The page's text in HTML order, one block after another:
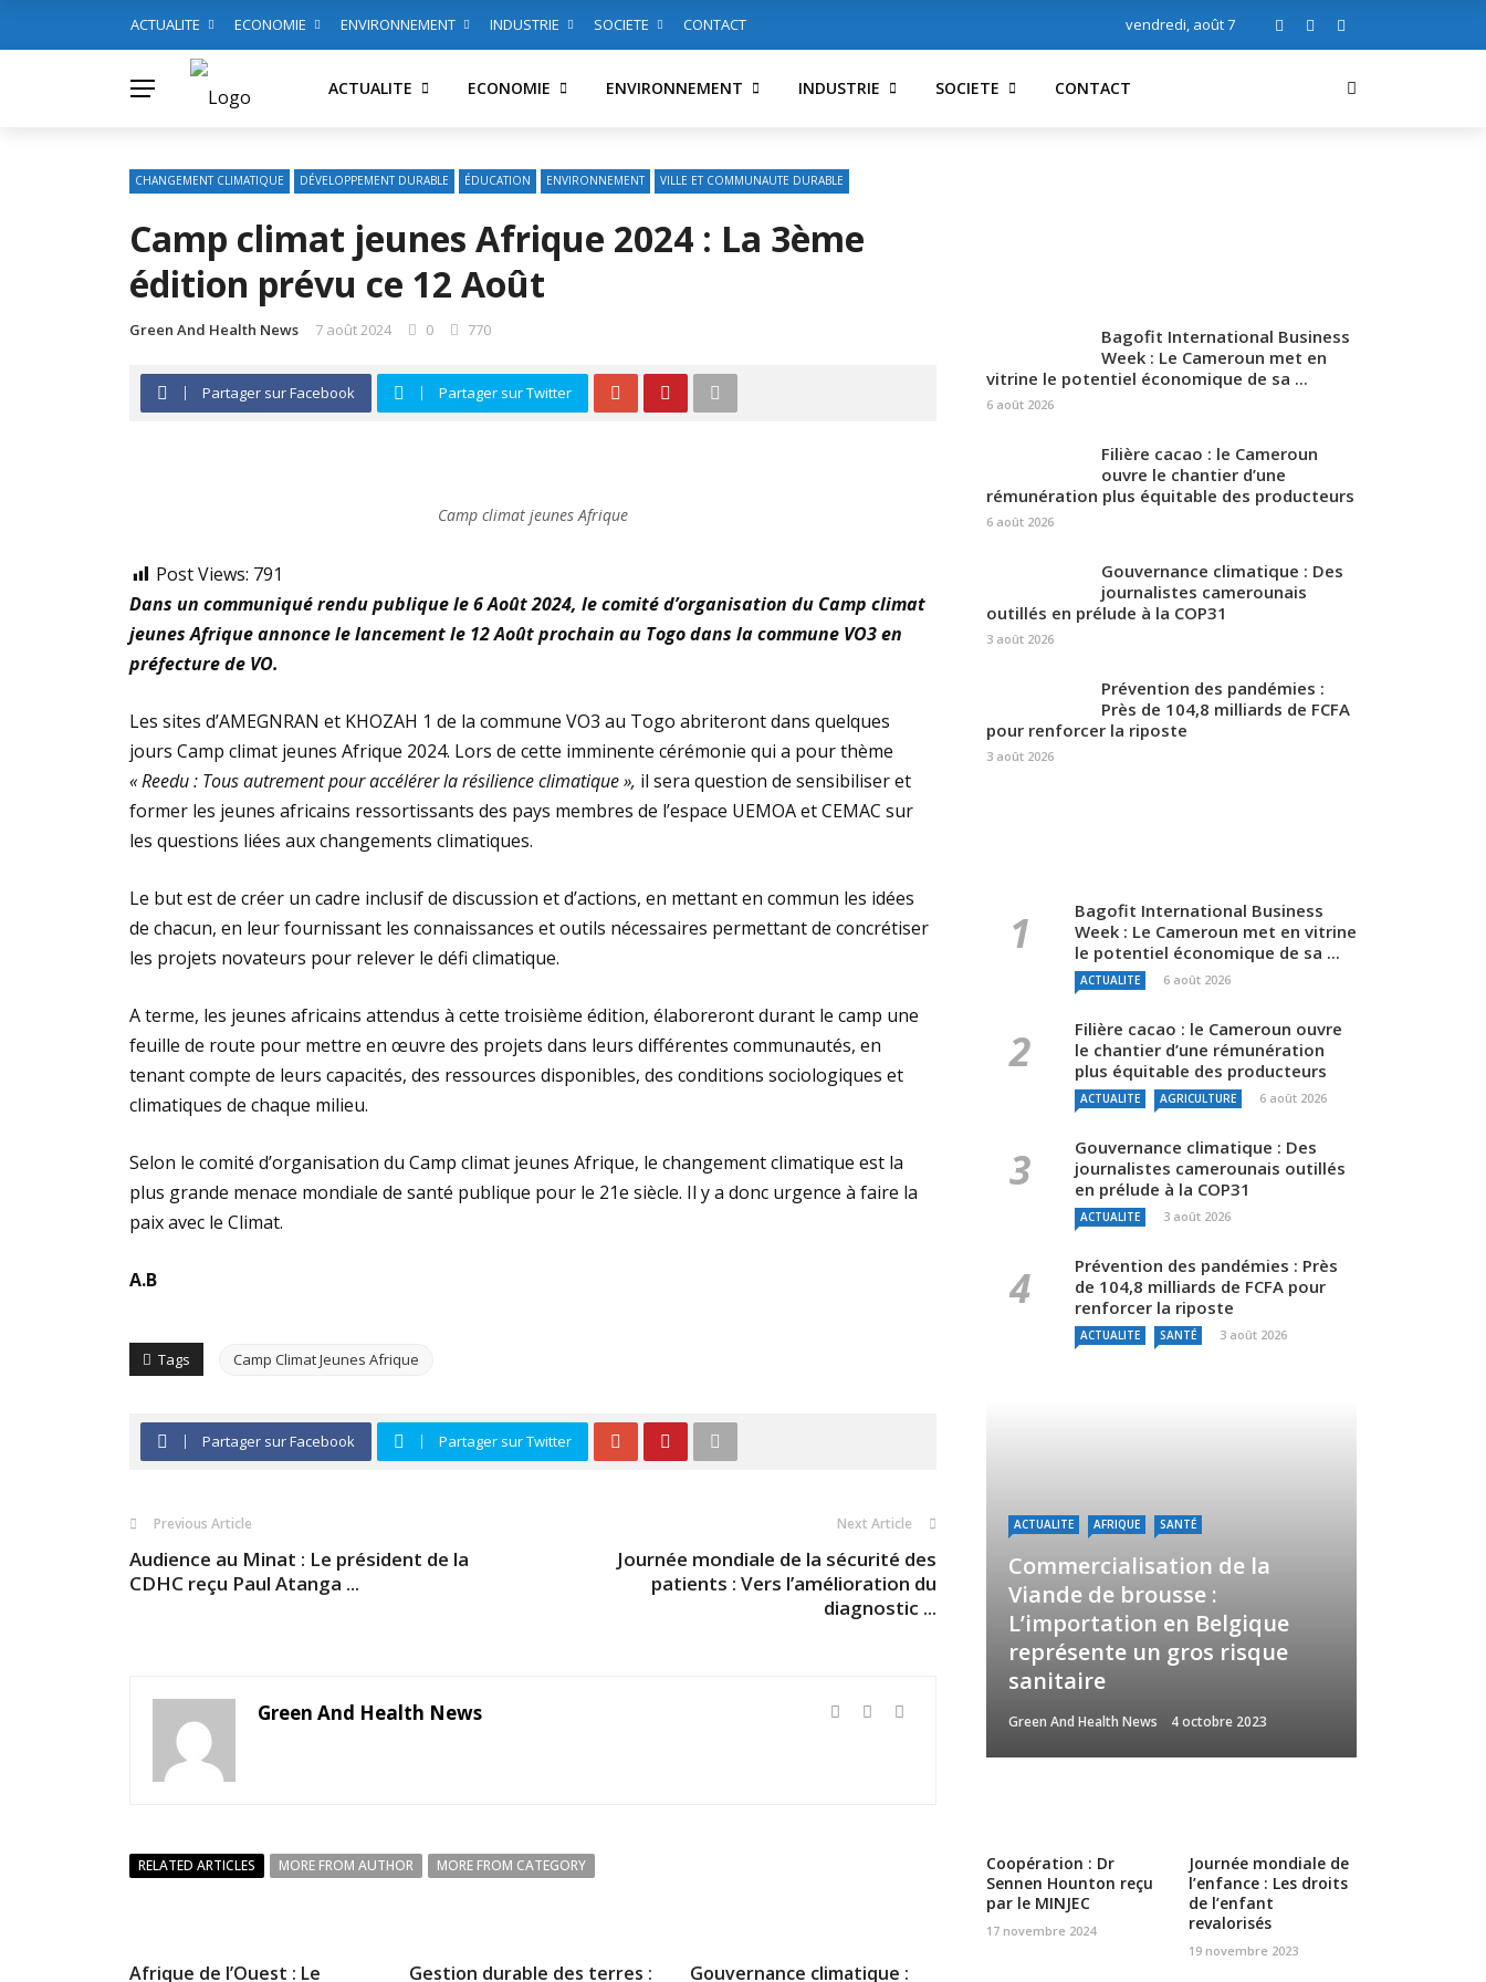
ACTUALITE ECONOMIE ENVIRONNEMENT INDUSTRIE SOCIETE CONTACT vendredi, août 7
ACTUALITE ECONOMIE ENVIRONNEMENT INDUSTRIE SOCIETE CONTACT
CHANGEMENT CLIMATIQUE DÉVELOPPEMENT DURABLE ÉDUCATION ENVIRONNEMENT VILLE ET COMMUNAUTE DURABLE
Camp climat jeunes Afrique 2024 : La 3ème
édition prévu ce 12 Août
Green And Health News 7 août 2024 0 770
Partager sur Facebook Partager sur Twitter
Camp climat jeunes Afrique
Post Views: 791
Dans un communiqué rendu publique le 6 Août 2024, le comité d’organisation du Camp climat
jeunes Afrique annonce le lancement le 12 Août prochain au Togo dans la commune VO3 en
préfecture de VO.
Les sites d’AMEGNRAN et KHOZAH 1 de la commune VO3 au Togo abriteront dans quelques
jours Camp climat jeunes Afrique 2024. Lors de cette imminente cérémonie qui a pour thème
« Reedu : Tous autrement pour accélérer la résilience climatique », il sera question de sensibiliser et
former les jeunes africains ressortissants des pays membres de l’espace UEMOA et CEMAC sur
les questions liées aux changements climatiques.
Le but est de créer un cadre inclusif de discussion et d’actions, en mettant en commun les idées
de chacun, en leur fournissant les connaissances et outils nécessaires permettant de concrétiser
les projets novateurs pour relever le défi climatique.
A terme, les jeunes africains attendus à cette troisième édition, élaboreront durant le camp une
feuille de route pour mettre en œuvre des projets dans leurs différentes communautés, en
tenant compte de leurs capacités, des ressources disponibles, des conditions sociologiques et
climatiques de chaque milieu.
Selon le comité d’organisation du Camp climat jeunes Afrique, le changement climatique est la
plus grande menace mondiale de santé publique pour le 21e siècle. Il y a donc urgence à faire la
paix avec le Climat.
A.B
Tags Camp Climat Jeunes Afrique
Partager sur Facebook Partager sur Twitter
Previous Article
Audience au Minat : Le président de la
CDHC reçu Paul Atanga ...
Next Article
Journée mondiale de la sécurité des
patients : Vers l’amélioration du
diagnostic ...
Green And Health News
RELATED ARTICLES MORE FROM AUTHOR MORE FROM CATEGORY
Afrique de l’Ouest : Le Gestion durable des terres : Gouvernance climatique :
Bagofit International Business
Week : Le Cameroun met en
vitrine le potentiel économique de sa ...
6 août 2026
Filière cacao : le Cameroun
ouvre le chantier d’une
rémunération plus équitable des producteurs
6 août 2026
Gouvernance climatique : Des
journalistes camerounais
outillés en prélude à la COP31
3 août 2026
Prévention des pandémies :
Près de 104,8 milliards de FCFA
pour renforcer la riposte
3 août 2026
Bagofit International Business
Week : Le Cameroun met en vitrine
le potentiel économique de sa ...
ACTUALITE 6 août 2026
Filière cacao : le Cameroun ouvre
le chantier d’une rémunération
plus équitable des producteurs
ACTUALITE AGRICULTURE 6 août 2026
Gouvernance climatique : Des
journalistes camerounais outillés
en prélude à la COP31
ACTUALITE 3 août 2026
Prévention des pandémies : Près
de 104,8 milliards de FCFA pour
renforcer la riposte
ACTUALITE SANTÉ 3 août 2026
ACTUALITE AFRIQUE SANTÉ
Commercialisation de la
Viande de brousse :
L’importation en Belgique
représente un gros risque
sanitaire
Green And Health News 4 octobre 2023
Coopération : Dr
Sennen Hounton reçu
par le MINJEC
17 novembre 2024
Journée mondiale de
l’enfance : Les droits
de l’enfant
revalorisés
19 novembre 2023